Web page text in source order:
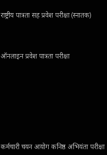
राष्ट्रीय पात्रता सह प्रवेश परीक्षा (स्नातक)
ऑनलाइन प्रवेश पात्रता परीक्षा
कर्मचारी चयन आयोग कनिष्ठ अभियंता परीक्षा